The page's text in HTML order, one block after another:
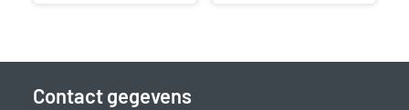
Contact gegevens